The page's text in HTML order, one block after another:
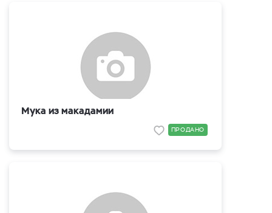
Мука из макадамии
ПРОДАНО